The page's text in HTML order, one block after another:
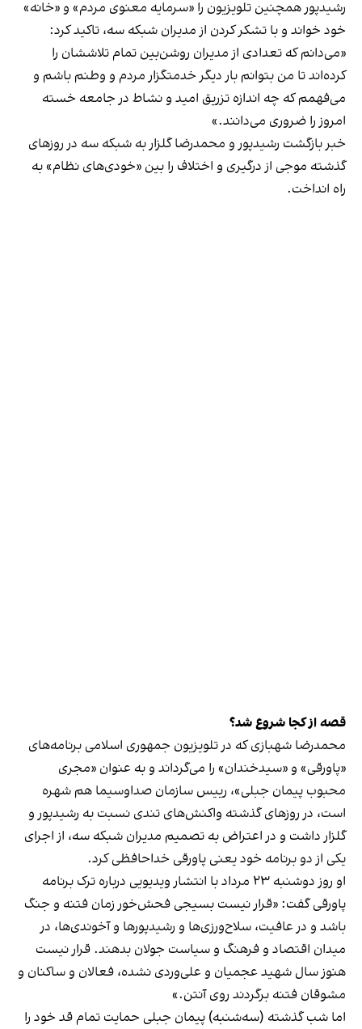
رشیدپور همچنین تلویزیون را «سرمایه معنوی مردم» و «خانه»
خود خواند و با تشکر کردن از مدیران شبکه سه، تاکید کرد:
«می‌دانم که تعدادی از مدیران روشن‌بین تمام تلاششان را
کرده‌اند تا من بتوانم بار دیگر خدمتگزار مردم و وطنم باشم و
می‌فهمم که چه اندازه تزریق امید و نشاط در جامعه خسته‌
امروز را ضروری می‌دانند.»
خبر بازگشت رشیدپور و محمدرضا گلزار به شبکه سه در روزهای
گذشته موجی از درگیری و اختلاف را بین «خودی‌های نظام» به
راه انداخت.
قصه از کجا شروع شد؟
محمدرضا شهبازی که در تلویزیون جمهوری اسلامی برنامه‌های
«پاورقی» و «سیدخندان» را می‌گرداند و به عنوان «مجری
محبوب پیمان جبلی»، رییس سازمان صداوسیما هم شهره
است، در روزهای گذشته واکنش‌های تندی نسبت به رشیدپور و
گلزار داشت و در اعتراض به تصمیم مدیران شبکه سه، از اجرای
یکی از دو برنامه خود یعنی پاورقی خداحافظی کرد.
او روز دوشنبه ۲۳ مرداد با انتشار ویدیویی درباره ترک برنامه
پاورقی گفت: «قرار نیست بسیجی فحش‌خور زمان فتنه و جنگ
باشد و در عافیت، سلاح‌ورزی‌ها و رشیدپور‌ها و آخوندی‌ها، در
میدان اقتصاد و فرهنگ و سیاست جولان بدهند. قرار نیست
هنوز سال شهید عجمیان و علی‌وردی نشده، فعالان و ساکنان و
مشوقان فتنه برگردند روی آنتن.»
اما شب گذشته (سه‌شنبه) پیمان جبلی حمایت تمام قد خود را